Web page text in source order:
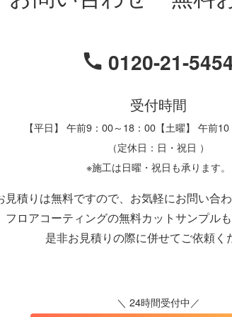
0120-21-
受付時間
【平日】 午前9：00～18：00【土曜】 午前
（定休日：日・祝日 ）
※施工は日曜・祝日も承ります。
見積りは無料ですので、お気軽にお問い合わ
フロアコーティングの無料カットサンプルも
是非お見積りの際に併せてご依頼く
＼ 24時間受付中／